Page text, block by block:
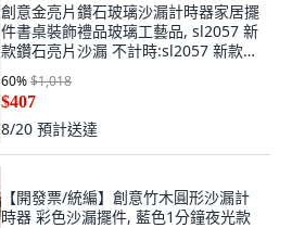
創意金亮片鑽石玻璃沙漏計時器家居擺
件書桌裝飾禮品玻璃工藝品, sl2057 新
款鑽石亮片沙漏 不計時:sl2057 新款鑽
石亮片沙漏 不計時
60%$1,018
$407
8/20 預計送達
【開發票/統編】創意竹木圓形沙漏計
時器 彩色沙漏擺件, 藍色1分鐘夜光款